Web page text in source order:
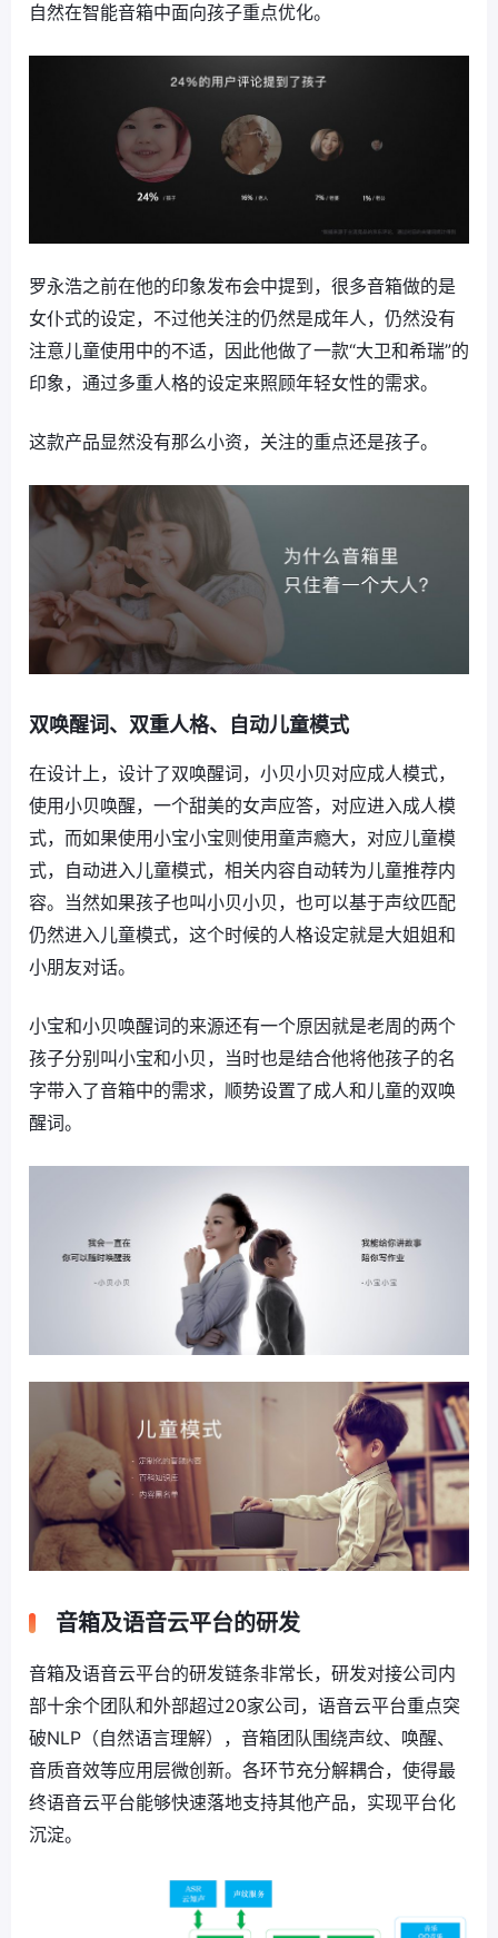
自然在智能音箱中面向孩子重点优化。
罗永浩之前在他的印象发布会中提到，很多音箱做的是
女仆式的设定，不过他关注的仍然是成年人，仍然没有
注意儿童使用中的不适，因此他做了一款“大卫和希瑞”的
印象，通过多重人格的设定来照顾年轻女性的需求。
这款产品显然没有那么小资，关注的重点还是孩子。
双唤醒词、双重人格、自动儿童模式
在设计上，设计了双唤醒词，小贝小贝对应成人模式，
使用小贝唤醒，一个甜美的女声应答，对应进入成人模
式，而如果使用小宝小宝则使用童声瘾大，对应儿童模
式，自动进入儿童模式，相关内容自动转为儿童推荐内
容。当然如果孩子也叫小贝小贝，也可以基于声纹匹配
仍然进入儿童模式，这个时候的人格设定就是大姐姐和
小朋友对话。
小宝和小贝唤醒词的来源还有一个原因就是老周的两个
孩子分别叫小宝和小贝，当时也是结合他将他孩子的名
字带入了音箱中的需求，顺势设置了成人和儿童的双唤
醒词。
音箱及语音云平台的研发
音箱及语音云平台的研发链条非常长，研发对接公司内
部十余个团队和外部超过20家公司，语音云平台重点突
破NLP（自然语言理解），音箱团队围绕声纹、唤醒、
音质音效等应用层微创新。各环节充分解耦合，使得最
终语音云平台能够快速落地支持其他产品，实现平台化
沉淀。